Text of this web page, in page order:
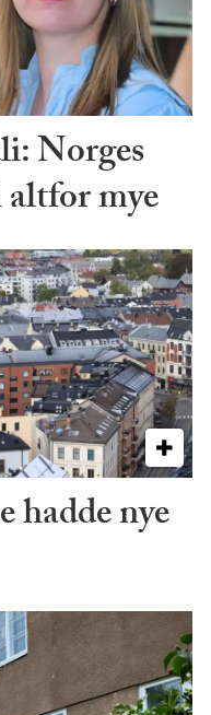
Norges
mye
hadde nye